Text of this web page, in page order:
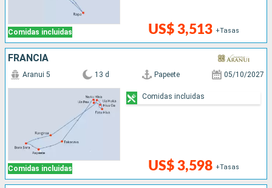
Comidas incluidas US$ 3,513 +Tasas
FRANCIA
Comidas incluidas
Aranui 5 13 d Papeete 05/10/2027
US$ 3,598 +Tasas
Comidas incluidas